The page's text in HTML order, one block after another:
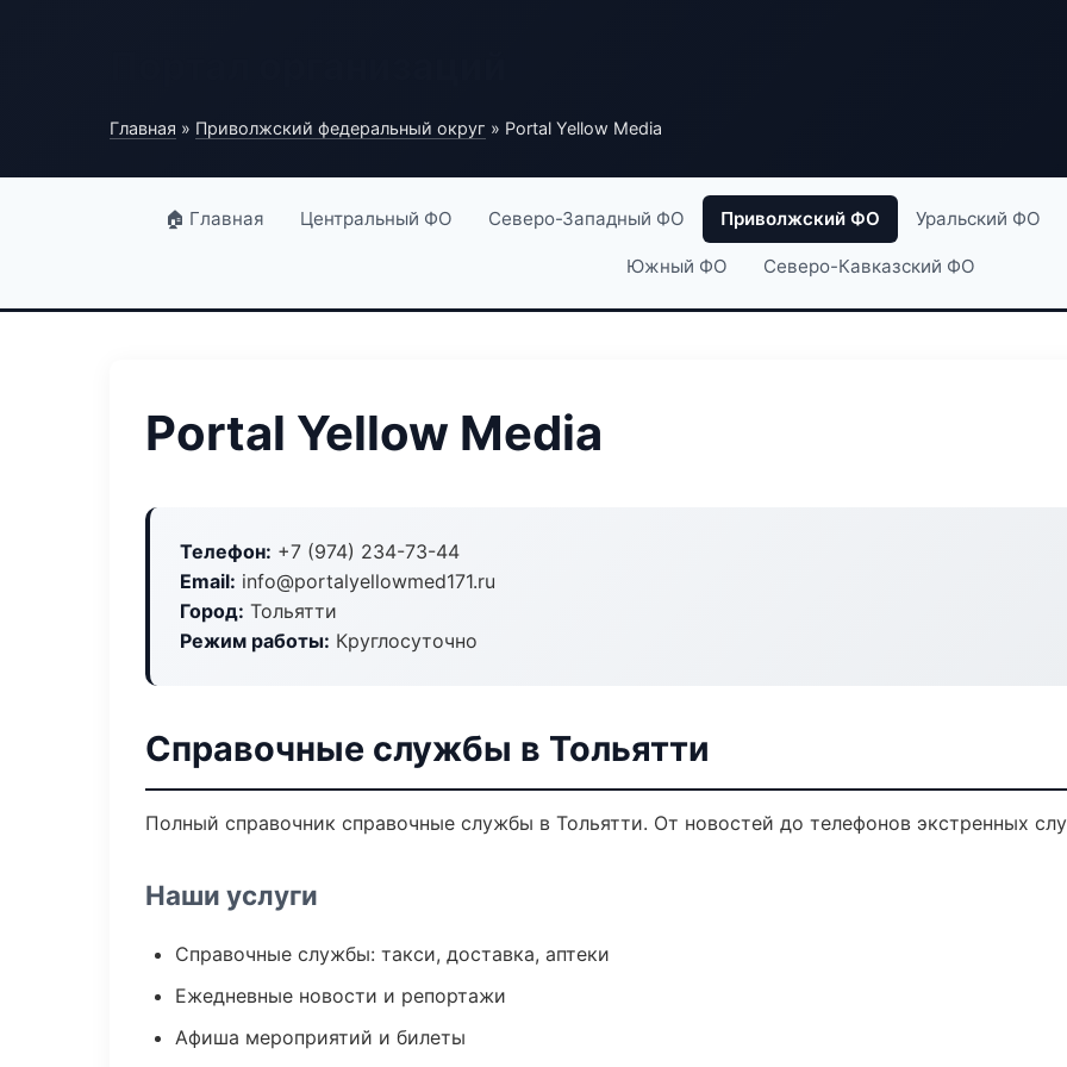
Главная » Приволжский федеральный округ » Portal Yellow Media
🏠 Главная Центральный ФО Северо-Западный ФО Приволжский ФО Уральский ФО
Южный ФО Северо-Кавказский ФО
Portal Yellow Media
Телефон: +7 (974) 234-73-44
Email: info@portalyellowmed171.ru
Город: Тольятти
Режим работы: Круглосуточно
Справочные службы в Тольятти
Полный справочник справочные службы в Тольятти. От новостей до телефонов экстренных
Наши услуги
Справочные службы: такси, доставка, аптеки
Ежедневные новости и репортажи
Афиша мероприятий и билеты